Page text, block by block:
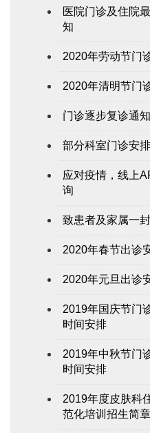
医院门诊及住院
知
2020年劳动节门
2020年清明节门
门诊逐步复诊通知
部分科室门诊安
应对疫情，线上
询
致患者及家属一
2020年春节出诊
2020年元旦出诊
2019年国庆节门
时间安排
2019年中秋节门
时间安排
2019年度皮肤科
范化培训招生简章